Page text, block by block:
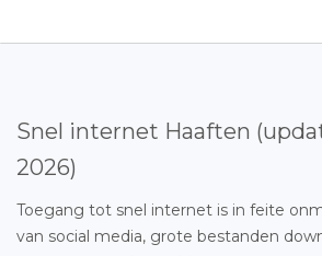
Snel internet Haaften
2026)
Toegang tot snel internet is in feite
van social media, grote bestanden